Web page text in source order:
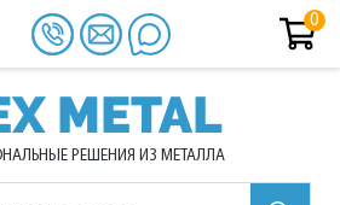
METAL
РЕШЕНИЯ ИЗ МЕТАЛЛА